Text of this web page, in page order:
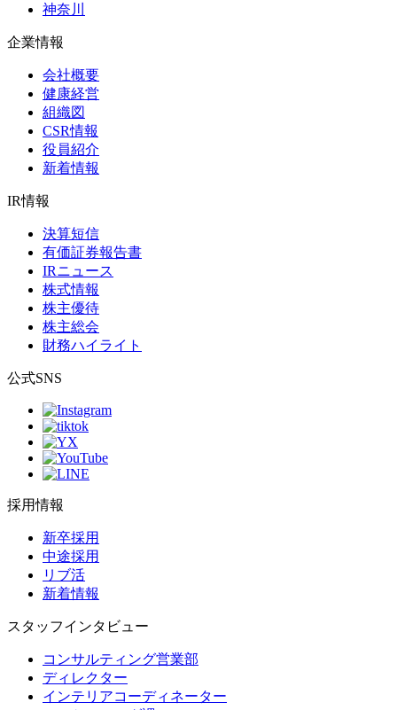
神奈川
企業情報
会社概要
健康経営
組織図
CSR情報
役員紹介
新着情報
IR情報
決算短信
有価証券報告書
IRニュース
株式情報
株主優待
株主総会
財務ハイライト
公式SNS
採用情報
新卒採用
中途採用
リブ活
新着情報
スタッフインタビュー
コンサルティング営業部
ディレクター
インテリアコーディネーター